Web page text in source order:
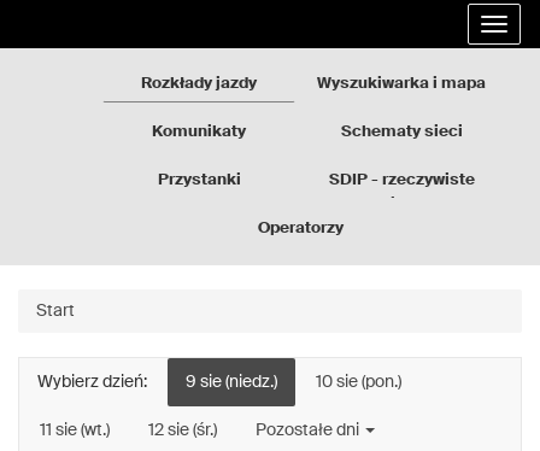
Rozkłady jazdy Wyszukiwarka i mapa
Komunikaty Schematy sieci
Przystanki
SDIP - rzeczywiste
Operatorzy
Start
Wybierz dzień: 9 sie (niedz.) 10 sie (pon.)
11 sie (wt.) 12 sie (śr.) Pozostałe dni